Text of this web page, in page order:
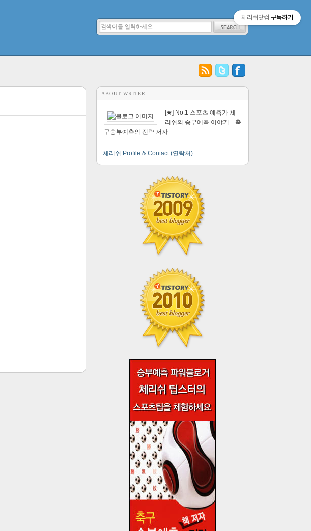
ABOUT WRITER
[★] No.1 스포츠 예측가 체
리쉬의 승부예측 이야기 :: 축
구승부예측의 전략 저자
체리쉬 Profile & Contact (연락처)
체리쉬닷컴 구독하기